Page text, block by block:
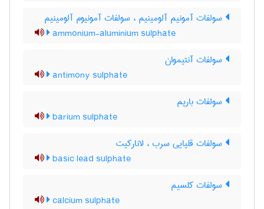
سولفات آمونیم آلومینیم ، سولفات آمونیوم آلومینیم
ammonium-aluminium sulphate
سولفات آنتیموان
antimony sulphate
سولفات باریم
barium sulphate
سولفات قلیایی سرب ، لانارکیت
basic lead sulphate
سولفات کلسیم
calcium sulphate